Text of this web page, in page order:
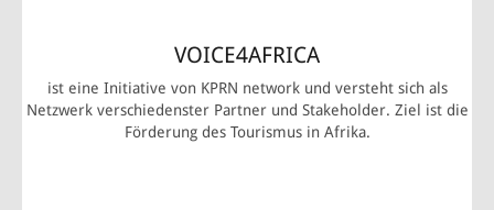
VOICE4AFRICA
ist eine Initiative von KPRN network und versteht sich als
Netzwerk verschiedenster Partner und Stakeholder. Ziel ist die
Förderung des Tourismus in Afrika.